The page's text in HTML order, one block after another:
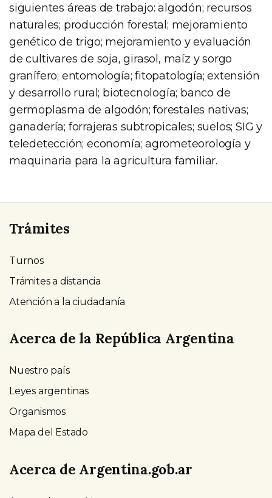
siguientes áreas de trabajo: algodón; recursos
naturales; producción forestal; mejoramiento
genético de trigo; mejoramiento y evaluación
de cultivares de soja, girasol, maíz y sorgo
granífero; entomología; fitopatología; extensión
y desarrollo rural; biotecnología; banco de
germoplasma de algodón; forestales nativas;
ganadería; forrajeras subtropicales; suelos; SIG y
teledetección; economía; agrometeorología y
maquinaria para la agricultura familiar.
Trámites
Turnos
Trámites a distancia
Atención a la ciudadanía
Acerca de la República Argentina
Nuestro país
Leyes argentinas
Organismos
Mapa del Estado
Acerca de Argentina.gob.ar